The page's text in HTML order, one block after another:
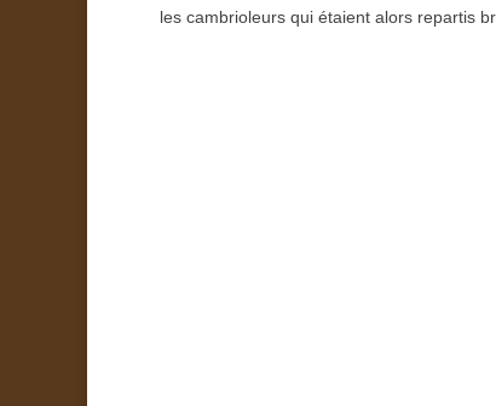
les cambrioleurs qui étaient alors repartis